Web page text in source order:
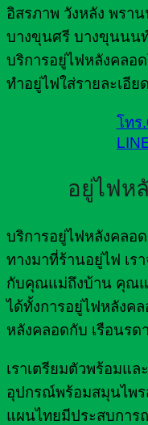
อิสรภาพ วังหลัง พร
บางขุนศรี บางขุนนน
บริการอยู่ไฟหลังคลอ
ทำอยู่ไฟใส่รายละเอี
โทร
อยู่ไฟห
บริการอยู่ไฟหลังคลอ
ทางมาที่ร้านอยู่ไฟ เร
กับคุณแม่ถึงบ้าน คุณแ
ได้ทั้งการอยู่ไฟหลังค
หลังคลอดกับ เรือนรด
เราเตรียมตัวพร้อมแล
อุปกรณ์พร้อมสมุนไพ
แผนไทยมีประสบกา